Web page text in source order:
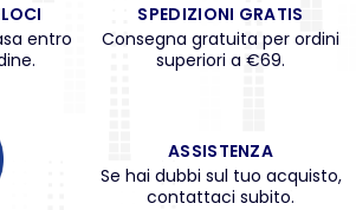
entro
SPEDIZIONI GRATIS
Consegna gratuita per ordini
superiori a €69.
ASSISTENZA
Se hai dubbi sul tuo acquisto,
contattaci subito.